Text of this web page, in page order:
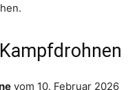
vom 10. Februar 2026